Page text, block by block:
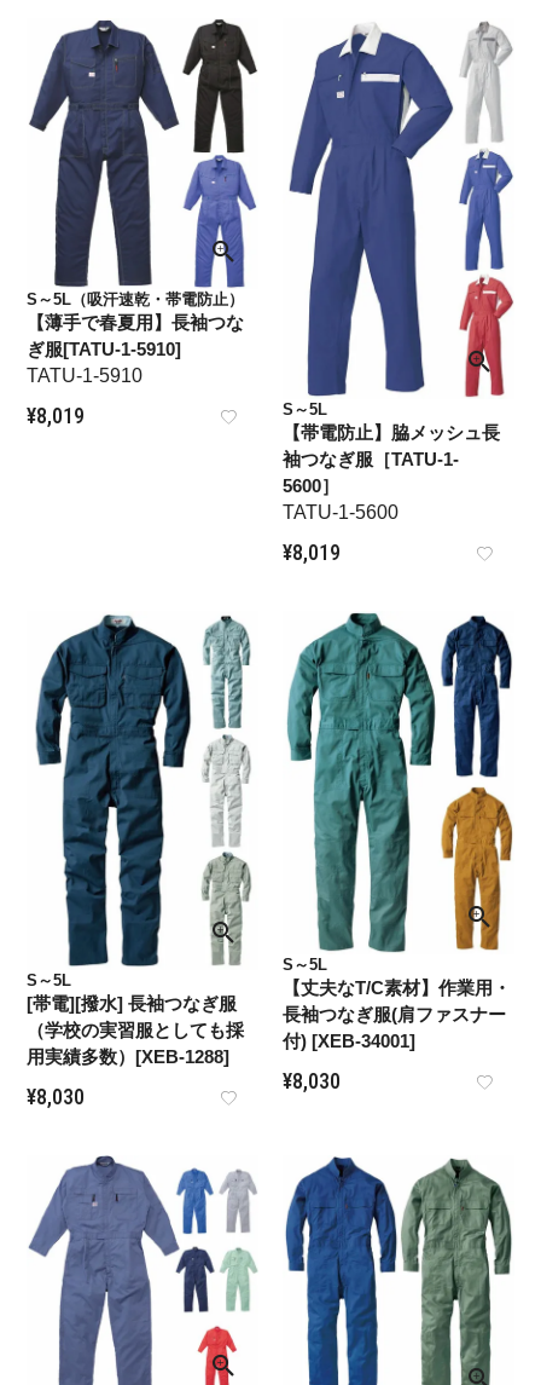
S～5L（吸汗速乾・帯電防止）
【薄手で春夏用】長袖つな
ぎ服[TATU-1-5910]
TATU-1-5910
¥8,019 S～5L
【帯電防止】脇メッシュ長
袖つなぎ服［TATU-1-
5600］
TATU-1-5600
¥8,019
S～5L
[帯電][撥水] 長袖つなぎ服
（学校の実習服としても採
用実績多数）[XEB-1288]
¥8,030
S～5L
【丈夫なT/C素材】作業用・
長袖つなぎ服(肩ファスナー
付) [XEB-34001]
¥8,030